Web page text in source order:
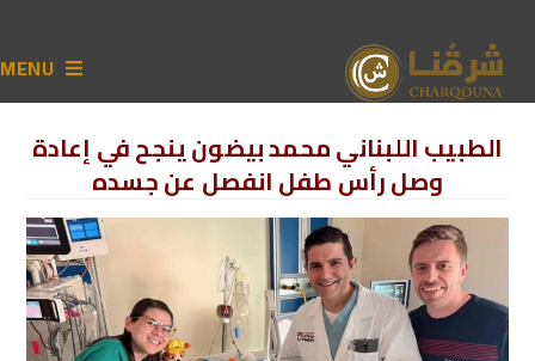
MENU
الطبيب اللبناني محمد بيضون ينجح في إعادة
وصل رأس طفل انفصل عن جسده